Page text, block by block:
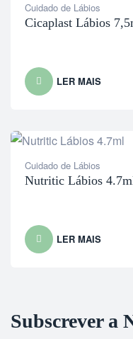
Cuidado de Lábios
Cicaplast Lábios
LER MAIS
Cuidado de Lábios
Nutritic Lábios
LER MAIS
Subscrever a